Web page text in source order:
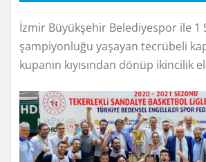
İzmir Büyükşehir Belediyespor ile 1
şampiyonluğu yaşayan tecrübeli
kupanın kıyısından dönüp ikincilik